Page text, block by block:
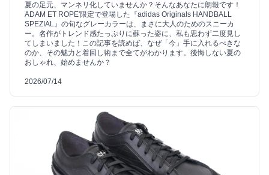
夏の足元、マンネリ化していませんか？そんなあなたに朗報です！
ADAM ET ROPE'限定で登場した『adidas Originals HANDBALL
SPEZIAL』の旬なグレーカラーは、まさに大人のためのスニーカ
ー。名作がトレンド感たっぷりに蘇った姿に、私も思わず二度見し
てしまいました！この記事を読めば、なぜ「今」手に入れるべきな
のか、その魅力と着回し術まで全てがわかります。後悔しない夏の
おしゃれ、始めませんか？
2026/07/14